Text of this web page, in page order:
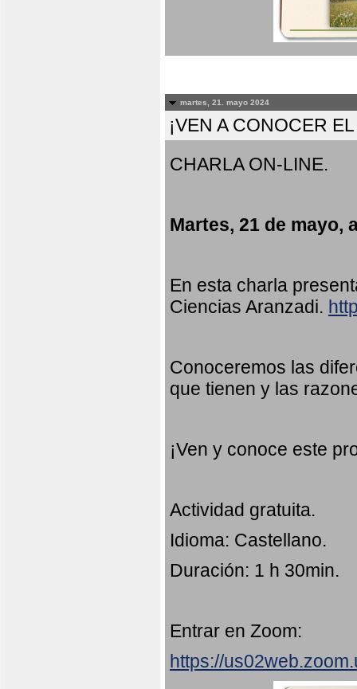
martes, 21. mayo 2024
¡VEN A CONOCER
CHARLA ON-LINE.
Martes, 21 de mayo,
En esta charla
Ciencias Aranzadi.
Conoceremos las
que tienen y las
¡Ven y conoce este
Actividad gratuita.
Idioma: Castellano.
Duración: 1 h 30min.
Entrar en Zoom:
https://